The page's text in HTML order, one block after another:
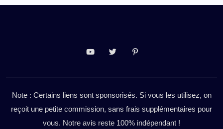
Note : Certains liens sont sponsorisés. Si vous les utilisez, on
reçoit une petite commission, sans frais supplémentaires pour
vous. Notre avis reste 100% indépendant !